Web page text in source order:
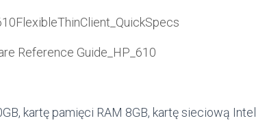
Reference Guide_HP_610
kartę pamięci RAM 8GB, kartę sieciową Intel